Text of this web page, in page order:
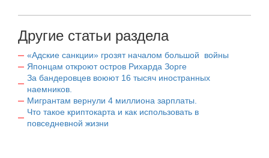
Другие статьи раздела
«Адские санкции» грозят началом большой войны
Японцам откроют остров Рихарда Зорге
За бандеровцев воюют 16 тысяч иностранных
наемников.
Мигрантам вернули 4 миллиона зарплаты.
Что такое криптокарта и как использовать в
повседневной жизни